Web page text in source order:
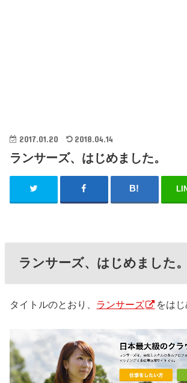
2017.01.20 2018.04.14
ランサーズ、はじめました。
ランサーズ、はじめました。
タイトルのとおり、 ランサーズ をはじ